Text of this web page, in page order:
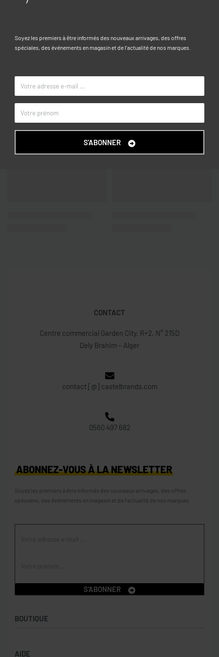
COULEUR Rose clair
MARQUE OVS KIDS
CONTACT
Centre commercial Garden City, R+2, N° 215D
Dely Brahim – Alger
contact [@] castelbrands.com
0560 497 682
BOUTIQUE
AIDE
ABONNEZ-VOUS À LA NEWSLETTER
Soyez les premiers à être informés des nouveaux arrivages, des offres
spéciales, des événements en magasin et de l’actualité de nos marques
S'ABONNER
Soyez les premiers à être informés des nouveaux arrivages, des offres
spéciales, des événements en magasin et de l’actualité de nos marques.
S'ABONNER